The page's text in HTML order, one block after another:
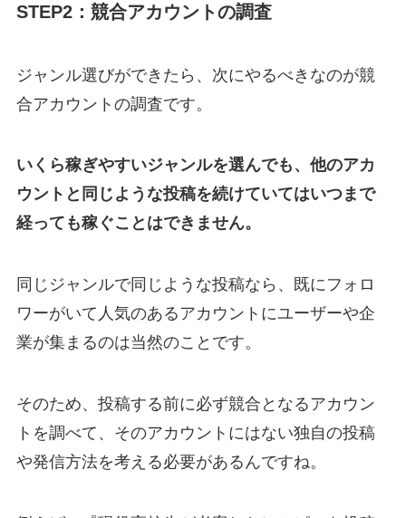
STEP2：競合アカウントの調査
ジャンル選びができたら、次にやるべきなのが競
合アカウントの調査です。
いくら稼ぎやすいジャンルを選んでも、他のアカ
ウントと同じような投稿を続けていてはいつまで
経っても稼ぐことはできません。
同じジャンルで同じような投稿なら、既にフォロ
ワーがいて人気のあるアカウントにユーザーや企
業が集まるのは当然のことです。
そのため、投稿する前に必ず競合となるアカウン
トを調べて、そのアカウントにはない独自の投稿
や発信方法を考える必要があるんですね。